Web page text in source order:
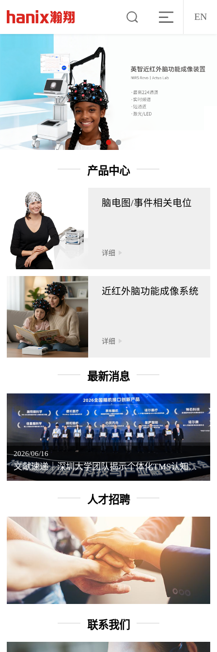
EN
产品中心
脑电图/事件相关电位
详细
近红外脑功能成像系统
详细
最新消息
2026/06/16
文献速递｜深圳大学团队揭示个体化TMS认知增强背后的神经机制
人才招聘
联系我们